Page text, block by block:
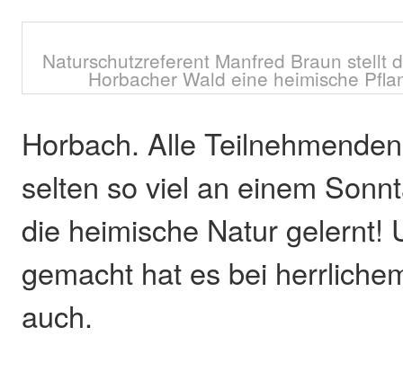
Naturschutzreferent Manfred Braun stellt
Horbacher Wald eine heimische
Horbach. Alle
selten so viel an einem
die heimische Natur gelernt!
gemacht hat es bei
auch.